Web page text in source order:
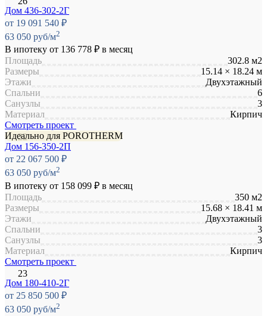
Дом 436-302-2Г
от 19 091 540 ₽
63 050 руб/м2
В ипотеку от 136 778 ₽ в месяц
Площадь
302.8 м2
Размеры
15.14 × 18.24 м
Этажи
Двухэтажный
Спальни
6
Санузлы
3
Материал
Кирпич
Смотреть проект
Идеально для POROTHERM
Дом 156-350-2П
от 22 067 500 ₽
63 050 руб/м2
В ипотеку от 158 099 ₽ в месяц
Площадь
350 м2
Размеры
15.68 × 18.41 м
Этажи
Двухэтажный
Спальни
3
Санузлы
3
Материал
Кирпич
Смотреть проект
Дом 180-410-2Г
от 25 850 500 ₽
63 050 руб/м2